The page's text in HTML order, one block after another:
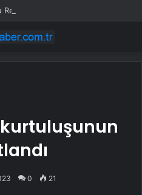
Reddetti
kurtuluşunun
0 21